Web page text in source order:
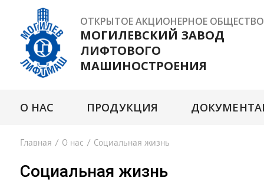
ОТКРЫТОЕ АКЦИОНЕРНОЕ ОБЩЕСТВО
МОГИЛЕВСКИЙ ЗАВОД
ЛИФТОВОГО
МАШИНОСТРОЕНИЯ
О НАС ПРОДУКЦИЯ
Главная / О нас / Социальная жизнь
Социальная жизнь